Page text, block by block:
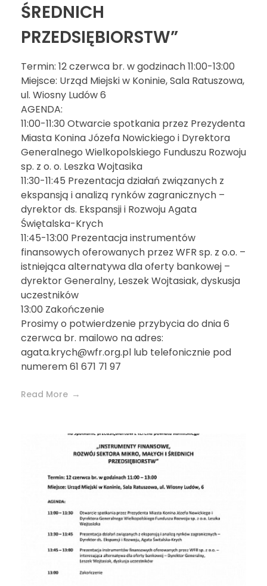
ŚREDNICH
PRZEDSIĘBIORSTW”
Termin: 12 czerwca br. w godzinach 11:00-13:00
Miejsce: Urząd Miejski w Koninie, Sala Ratuszowa,
ul. Wiosny Ludów 6
AGENDA:
11:00-11:30 Otwarcie spotkania przez Prezydenta
Miasta Konina Józefa Nowickiego i Dyrektora
Generalnego Wielkopolskiego Funduszu Rozwoju
sp. z o. o. Leszka Wojtasika
11:30-11:45 Prezentacja działań związanych z
ekspansją i analizą rynków zagranicznych –
dyrektor ds. Ekspansji i Rozwoju Agata
Świętalska-Krych
11:45-13:00 Prezentacja instrumentów
finansowych oferowanych przez WFR sp. z o.o. –
istniejąca alternatywa dla oferty bankowej –
dyrektor Generalny, Leszek Wojtasiak, dyskusja
uczestników
13:00 Zakończenie
Prosimy o potwierdzenie przybycia do dnia 6
czerwca br. mailowo na adres:
agata.krych@wfr.org.pl lub telefonicznie pod
numerem 61 671 71 97
Read More